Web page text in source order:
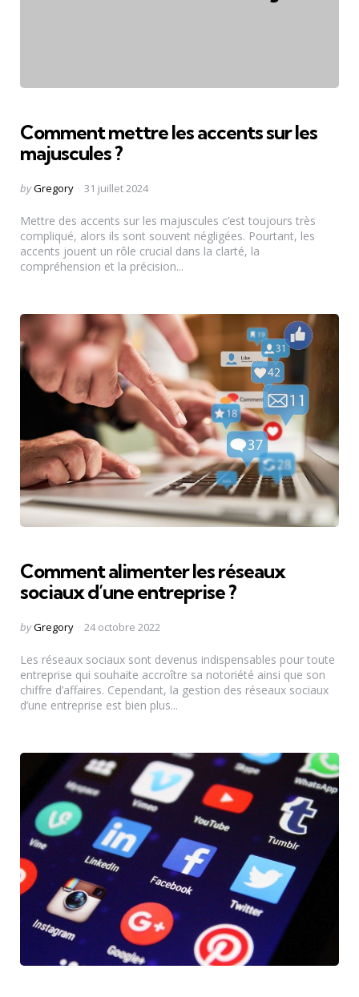
Comment mettre les accents sur les
majuscules ?
Posted
byGregory 31 juillet 2024
Mettre des accents sur les majuscules c’est toujours très
compliqué, alors ils sont souvent négligées. Pourtant, les
accents jouent un rôle crucial dans la clarté, la
compréhension et la précision...
Comment alimenter les réseaux
sociaux d’une entreprise ?
Posted
byGregory 24 octobre 2022
Les réseaux sociaux sont devenus indispensables pour toute
entreprise qui souhaite accroître sa notoriété ainsi que son
chiffre d’affaires. Cependant, la gestion des réseaux sociaux
d’une entreprise est bien plus...